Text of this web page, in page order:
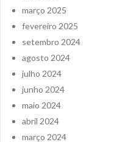
março 2025
fevereiro 2025
setembro 2024
agosto 2024
julho 2024
junho 2024
maio 2024
abril 2024
março 2024